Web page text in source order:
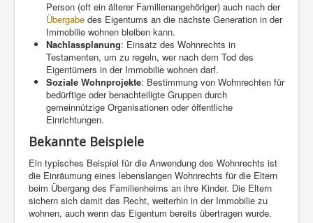
Person (oft ein älterer Familienangehöriger) auch nach der
Übergabe des Eigentums an die nächste Generation in der
Immobilie wohnen bleiben kann.
Nachlassplanung: Einsatz des Wohnrechts in
Testamenten, um zu regeln, wer nach dem Tod des
Eigentümers in der Immobilie wohnen darf.
Soziale Wohnprojekte: Bestimmung von Wohnrechten für
bedürftige oder benachteiligte Gruppen durch
gemeinnützige Organisationen oder öffentliche
Einrichtungen.
Bekannte Beispiele
Ein typisches Beispiel für die Anwendung des Wohnrechts ist
die Einräumung eines lebenslangen Wohnrechts für die Eltern
beim Übergang des Familienheims an ihre Kinder. Die Eltern
sichern sich damit das Recht, weiterhin in der Immobilie zu
wohnen, auch wenn das Eigentum bereits übertragen wurde.